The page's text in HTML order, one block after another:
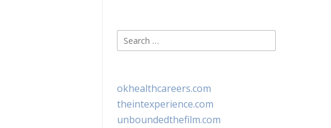
Search
for:
okhealthcareers.com
theintexperience.com
unboundedthefilm.com